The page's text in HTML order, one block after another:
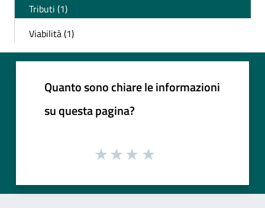
Tributi (1)
Viabilità (1)
Quanto sono chiare le informazioni
su questa pagina?